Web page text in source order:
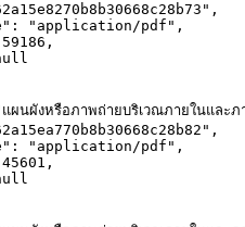
" ,
: " application/pdf " ,
59186 ,
แผนผังหรือภาพถ่ายบริเวณภายในและ
" ,
: " application/pdf " ,
45601 ,